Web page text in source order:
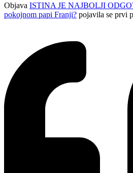
Objava ISTINA JE NAJBOLJI
pokojnom papi Franji? pojavila se prvi